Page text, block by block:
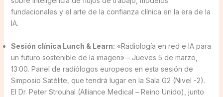
fundacionales y el arte de la confianza clínica en la era de la
IA.
Sesión clínica Lunch & Learn: «Radiología en red e IA para
un futuro sostenible de la imagen» – Jueves 5 de marzo,
13:00. Panel de radiólogos europeos en esta sesión de
Simposio Satélite, que tendrá lugar en la Sala G2 (Nivel -2).
El Dr. Peter Strouhal (Alliance Medical – Reino Unido), junto